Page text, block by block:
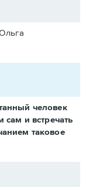
человек
и встречать
таковое